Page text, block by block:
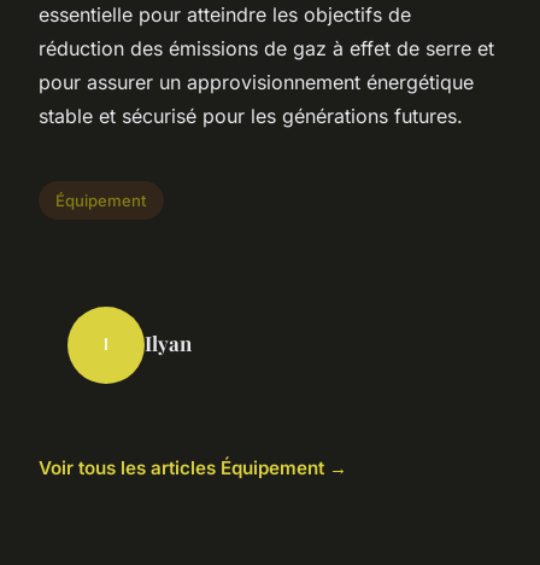
essentielle pour atteindre les objectifs de
réduction des émissions de gaz à effet de serre et
pour assurer un approvisionnement énergétique
stable et sécurisé pour les générations futures.
Équipement
I Ilyan
Voir tous les articles Équipement →